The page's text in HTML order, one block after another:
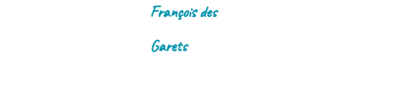
François des
Garets